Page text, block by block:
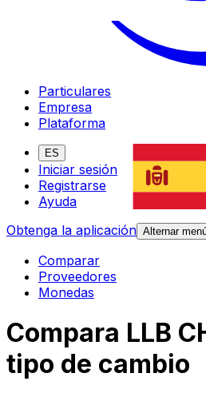
Particulares
Empresa
Plataforma
ES
Iniciar sesión
Registrarse
Ayuda
Obtenga la aplicación Alternar
Comparar
Proveedores
Monedas
Compara LLB
tipo de cambio